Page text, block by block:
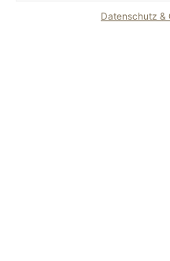
Datenschutz &